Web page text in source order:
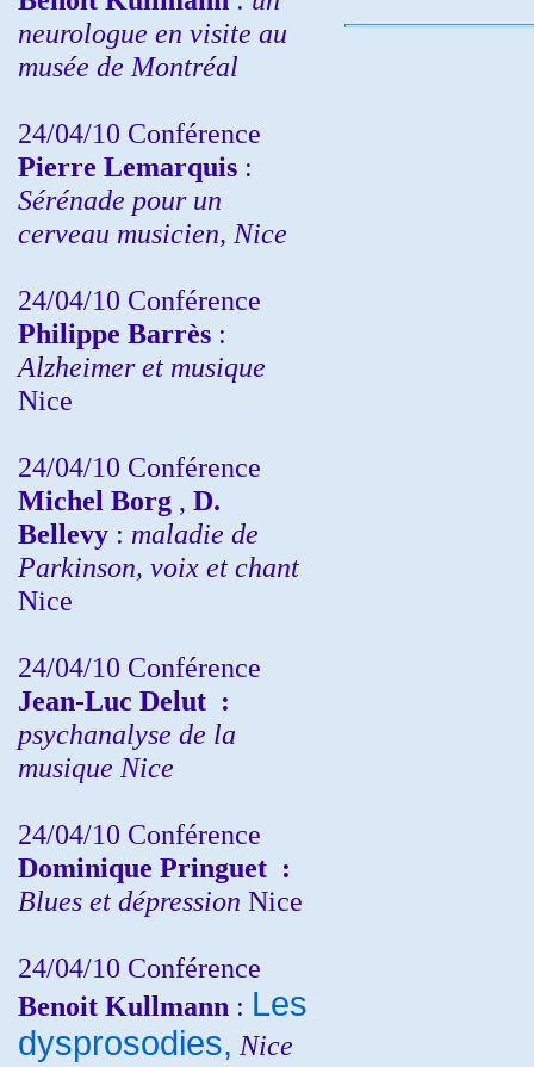
neurologue en visite au
musée de Montréal
24/04/10 Conférence
Pierre Lemarquis :
Sérénade pour un
cerveau musicien, Nice
24/04/10 Conférence
Philippe Barrès :
Alzheimer et musique
Nice
24/04/10 Conférence
Michel Borg , D.
Bellevy : maladie de
Parkinson, voix et chant
Nice
24/04/10 Conférence
Jean-Luc Delut :
psychanalyse de la
musique Nice
24/04/10 Conférence
Dominique Pringuet :
Blues et dépression Nice
24/04/10 Conférence
Benoit Kullmann : Les
dysprosodies, Nice